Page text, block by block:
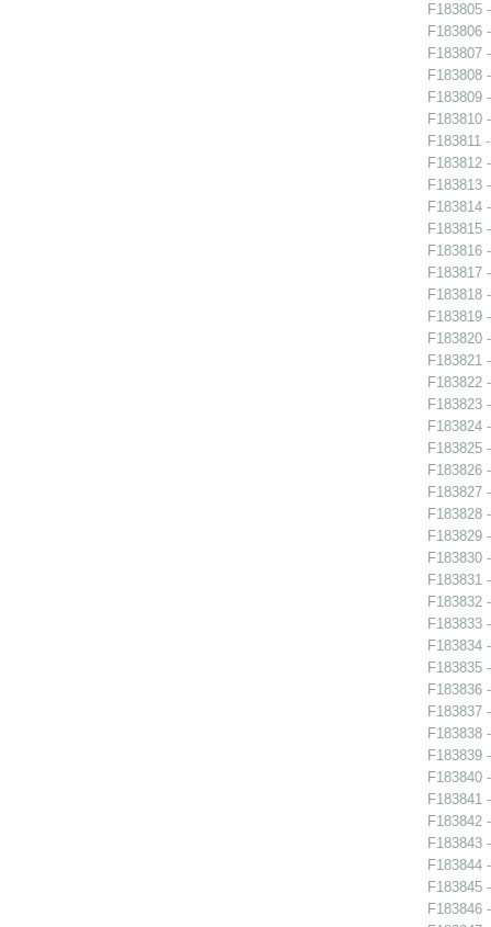
F183805
F183806
F183807
F183808
F183809
F183810
F183811
F183812
F183813
F183814
F183815
F183816
F183817
F183818
F183819
F183820
F183821
F183822
F183823
F183824
F183825
F183826
F183827
F183828
F183829
F183830
F183831
F183832
F183833
F183834
F183835
F183836
F183837
F183838
F183839
F183840
F183841
F183842
F183843
F183844
F183845
F183846